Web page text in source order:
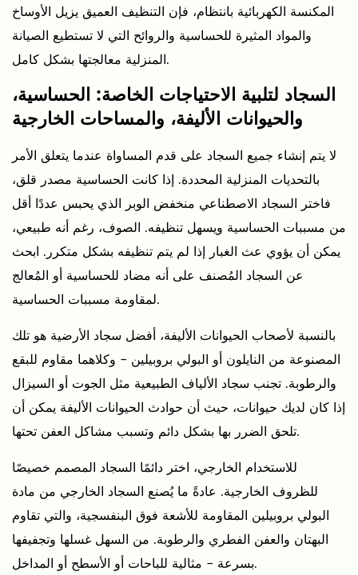
المكنسة الكهربائية بانتظام، فإن التنظيف العميق يزيل الأوساخ
والمواد المثيرة للحساسية والروائح التي لا تستطيع الصيانة
المنزلية معالجتها بشكل كامل.
السجاد لتلبية الاحتياجات الخاصة: الحساسية،
والحيوانات الأليفة، والمساحات الخارجية
لا يتم إنشاء جميع السجاد على قدم المساواة عندما يتعلق الأمر
بالتحديات المنزلية المحددة. إذا كانت الحساسية مصدر قلق،
فاختر السجاد الاصطناعي منخفض الوبر الذي يحبس عددًا أقل
من مسببات الحساسية ويسهل تنظيفه. الصوف، رغم أنه طبيعي،
يمكن أن يؤوي عث الغبار إذا لم يتم تنظيفه بشكل متكرر. ابحث
عن السجاد المُصنف على أنه مضاد للحساسية أو المُعالج
لمقاومة مسببات الحساسية.
بالنسبة لأصحاب الحيوانات الأليفة، أفضل سجاد الأرضية هو تلك
المصنوعة من النايلون أو البولي بروبيلين - وكلاهما مقاوم للبقع
والرطوبة. تجنب سجاد الألياف الطبيعية مثل الجوت أو السيزال
إذا كان لديك حيوانات، حيث أن حوادث الحيوانات الأليفة يمكن أن
تلحق الضرر بها بشكل دائم وتسبب مشاكل العفن تحتها.
للاستخدام الخارجي، اختر دائمًا السجاد المصمم خصيصًا
للظروف الخارجية. عادةً ما يُصنع السجاد الخارجي من مادة
البولي بروبيلين المقاومة للأشعة فوق البنفسجية، والتي تقاوم
البهتان والعفن الفطري والرطوبة. من السهل غسلها وتجفيفها
بسرعة - مثالية للباحات أو الأسطح أو المداخل.